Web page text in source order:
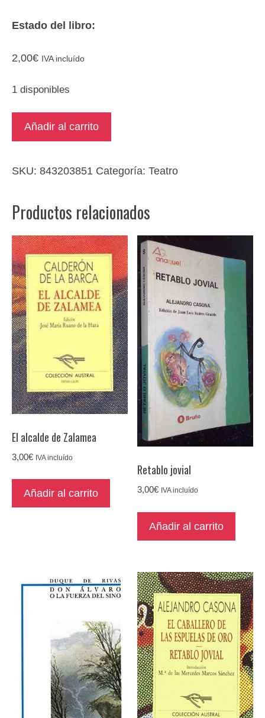
Estado del libro:
2,00€ IVA incluído
1 disponibles
Fuente
Añadir al carrito
SKU: 843203851 Categoría: Teatro
Productos relacionados
El alcalde de Zalamea
3,00€ IVA incluído
Añadir al carrito
Retablo jovial
3,00€ IVA incluído
Añadir al carrito